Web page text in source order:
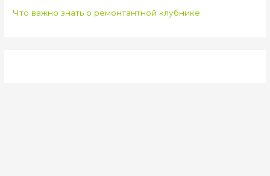
Что важно знать о ремонтантной клубнике